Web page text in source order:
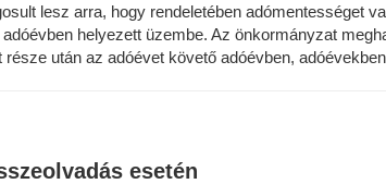
lesz arra, hogy rendeletében
helyezett üzembe. Az önkormányzat
után az adóévet követő adóévben,
esetén